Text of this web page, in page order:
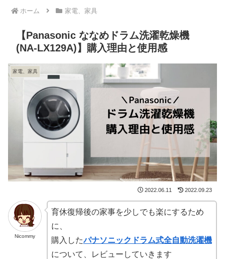
ホーム 家電、家具
【Panasonic ななめドラム洗濯乾燥機
(NA-LX129A)】購入理由と使用感
家電、家具
2022.06.11 2022.09.23
Nicommy
育休復帰後の家事を少しでも楽にするため
に、
購入したパナソニックドラム式全自動洗濯機
について、レビューしていきます